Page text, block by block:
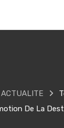
ACTUALITE
De La